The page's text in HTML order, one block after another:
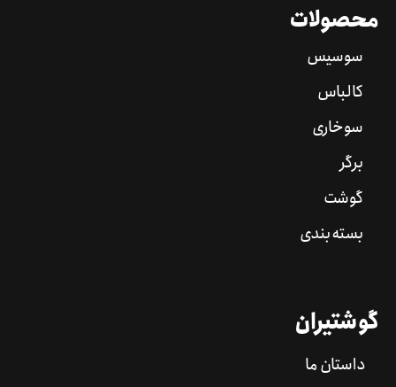
محصولات
سوسیس
کالباس
سوخاری
برگر
گوشت
بسته بندی
گوشتیران
داستان ما